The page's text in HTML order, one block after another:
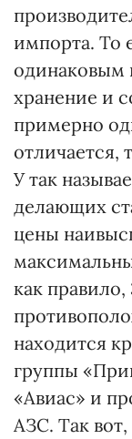
импорта. То
одинаковым
хранение и
примерно
отличается,
У так
делающих
цены
как
находится
группы
«Авиас» и
АЗС. Так